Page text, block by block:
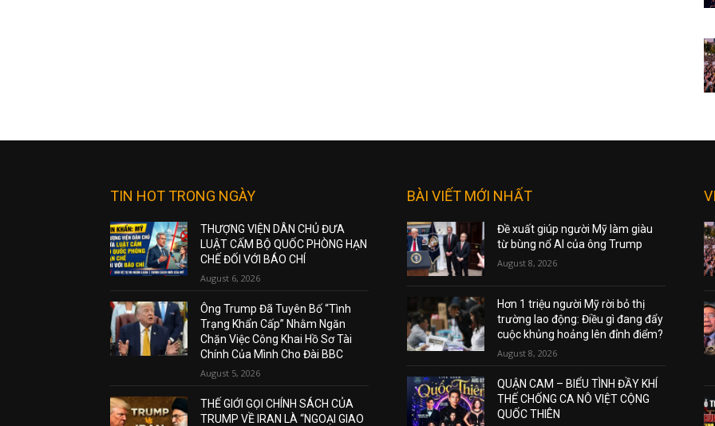
TIN HOT TRONG NGÀY
THƯỢNG VIỆN DÂN CHỦ ĐƯA
LUẬT CẤM BỘ QUỐC PHÒNG HẠN
CHẾ ĐỐI VỚI BÁO CHÍ
August 6, 2026
Ông Trump Đã Tuyên Bố “Tình
Trạng Khẩn Cấp” Nhằm Ngăn
Chặn Việc Công Khai Hồ Sơ Tài
Chính Của Mình Cho Đài BBC
August 5, 2026
THẾ GIỚI GỌI CHÍNH SÁCH CỦA
TRUMP VỀ IRAN LÀ “NGOẠI GIAO
BÀI VIẾT MỚI NHẤT
Đề xuất giúp người Mỹ làm giàu
từ bùng nổ AI của ông Trump
August 8, 2026
Hơn 1 triệu người Mỹ rời bỏ thị
trường lao động: Điều gì đang đẩy
cuộc khủng hoảng lên đỉnh điểm?
August 8, 2026
QUẬN CAM – BIỂU TÌNH ĐẦY KHÍ
THẾ CHỐNG CA NÔ VIỆT CỘNG
QUỐC THIÊN